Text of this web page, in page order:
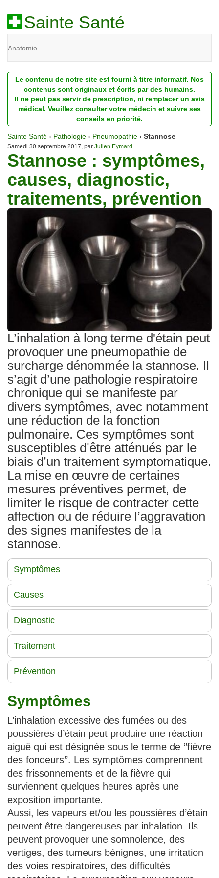
Sainte Santé
Anatomie
Diagnostic
Dossiers
Homéopathie
Nutrition
Pathologie
Psychologie
Recherches
Traitements
Le contenu de notre site est fourni à titre informatif. Nos
contenus sont originaux et écrits par des humains.
Il ne peut pas servir de prescription, ni remplacer un avis
médical. Veuillez consulter votre médecin et suivre ses
conseils en priorité.
Sainte Santé › Pathologie › Pneumopathie › Stannose
Samedi 30 septembre 2017, par Julien Eymard
Stannose : symptômes,
causes, diagnostic,
traitements, prévention
L’inhalation à long terme d'étain peut
provoquer une pneumopathie de
surcharge dénommée la stannose. Il
s’agit d’une pathologie respiratoire
chronique qui se manifeste par
divers symptômes, avec notamment
une réduction de la fonction
pulmonaire. Ces symptômes sont
susceptibles d’être atténués par le
biais d’un traitement symptomatique.
La mise en œuvre de certaines
mesures préventives permet, de
limiter le risque de contracter cette
affection ou de réduire l’aggravation
des signes manifestes de la
stannose.
Symptômes
Causes
Diagnostic
Traitement
Prévention
Symptômes
L’inhalation excessive des fumées ou des
poussières d’étain peut produire une réaction
aiguë qui est désignée sous le terme de ‘’fièvre
des fondeurs’’. Les symptômes comprennent
des frissonnements et de la fièvre qui
surviennent quelques heures après une
exposition importante.
Aussi, les vapeurs et/ou les poussières d’étain
peuvent être dangereuses par inhalation. Ils
peuvent provoquer une somnolence, des
vertiges, des tumeurs bénignes, une irritation
des voies respiratoires, des difficultés